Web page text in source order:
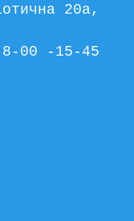
20а,
00 -15-45